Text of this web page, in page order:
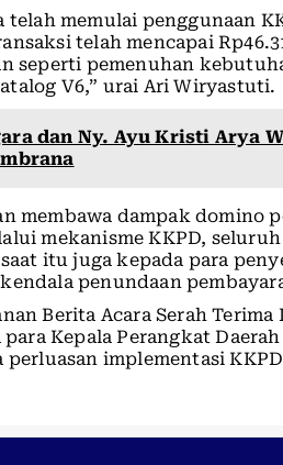
memulai penggunaan
telah mencapai
seperti pemenuhan
V6,” urai Ari Wiryastuti.
dan Ny. Ayu Kristi Arya
membawa dampak domino
mekanisme KKPD,
itu juga kepada para
penundaan
Berita Acara Serah Terima
Kepala Perangkat
implementasi